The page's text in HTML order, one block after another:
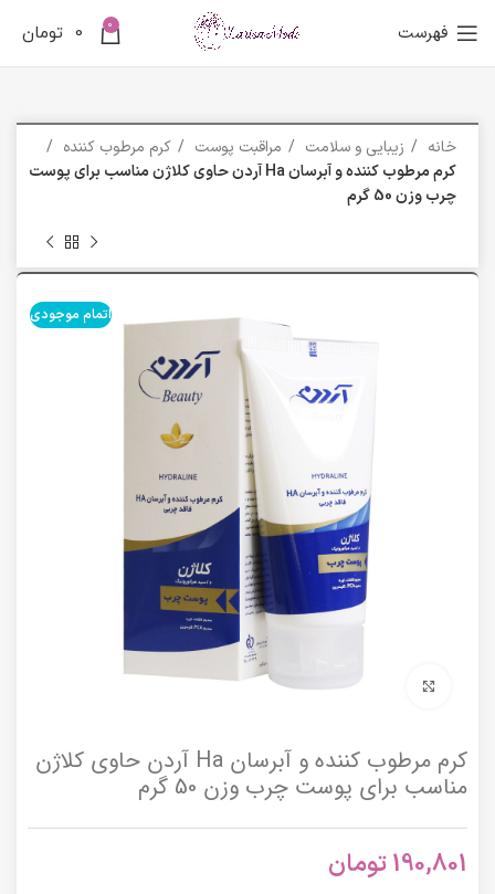
فهرست 0
0 تومان
خانه زیبایی و سلامت مراقبت پوست
کرم مرطوب کننده
کرم مرطوب کننده و آبرسان Ha آردن حاوی کلاژن مناسب برای پوست
چرب وزن 50 گرم
اتمام موجودی
برای بزرگنمایی کلیک کنید
کرم مرطوب کننده و آبرسان Ha آردن حاوی کلاژن
مناسب برای پوست چرب وزن 50 گرم
190,801تومان